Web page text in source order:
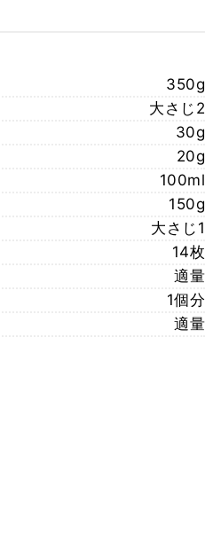
350g
大さじ2
30g
20g
100ml
150g
大さじ1
14枚
適量
1個分
適量